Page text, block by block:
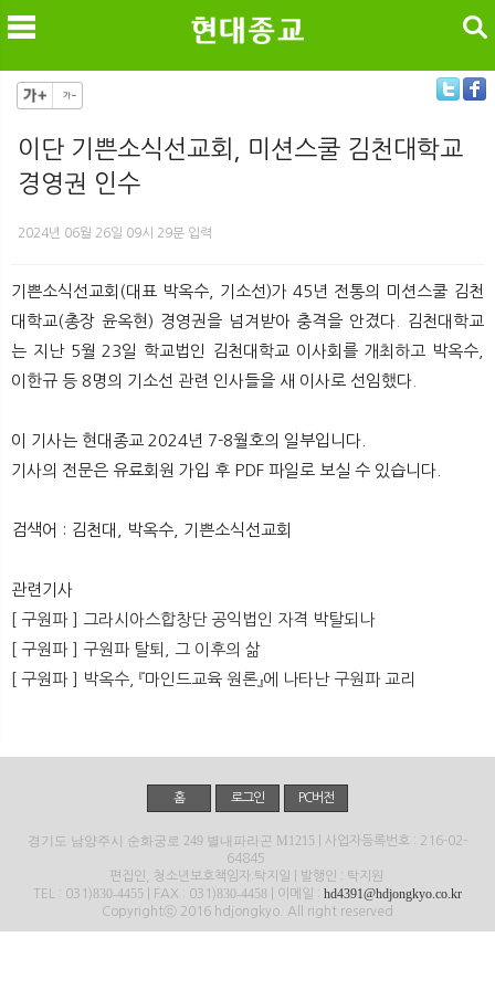
메
검색
이단 기쁜소식선교회, 미션스쿨 김천대학교
경영권 인수
2024년 06월 26일 09시 29분 입력
기쁜소식선교회(대표 박옥수, 기소선)가 45년 전통의 미션스쿨 김천
대학교(총장 윤옥현) 경영권을 넘겨받아 충격을 안겼다. 김천대학교
는 지난 5월 23일 학교법인 김천대학교 이사회를 개최하고 박옥수,
이한규 등 8명의 기소선 관련 인사들을 새 이사로 선임했다.
이 기사는 현대종교 2024년 7-8월호의 일부입니다.
기사의 전문은 유료회원 가입 후 PDF 파일로 보실 수 있습니다.
검색어 : 김천대, 박옥수, 기쁜소식선교회
관련기사
[ 구원파 ] 그라시아스합창단 공익법인 자격 박탈되나
[ 구원파 ] 구원파 탈퇴, 그 이후의 삶
[ 구원파 ] 박옥수, 『마인드교육 원론』에 나타난 구원파 교리
홈 로그인 PC버전
경기도 남양주시 순화궁로 249 별내파라곤 M1215 | 사업자등록번호 : 216-02-
64845
편집인, 청소년보호책임자:탁지일 | 발행인 : 탁지원
TEL : 031)830-4455 | FAX : 031)830-4458 | 이메일 : hd4391@hdjongkyo.co.kr
Copyrightⓒ 2016 hdjongkyo. All right reserved